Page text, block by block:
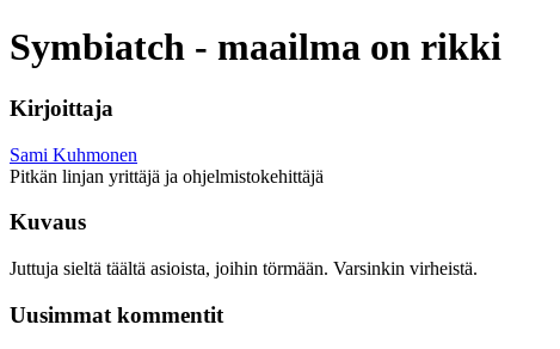
Symbiatch - maailma on rikki
Kirjoittaja
Sami Kuhmonen
Pitkän linjan yrittäjä ja ohjelmistokehittäjä
Kuvaus
Juttuja sieltä täältä asioista, joihin törmään. Varsinkin virheistä.
Uusimmat kommentit